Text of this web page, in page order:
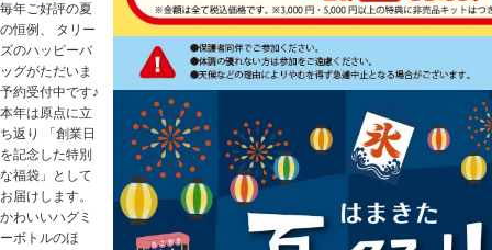
毎年ご好評の夏
の恒例、 タリー
ズのハッピーバ
ッグがただいま
予約受付中です♪
本年は原点に立
ち返り 「創業日
を記念した特別
な福袋」として
お届けします。
かわいいハグミ
ーボトルのほ